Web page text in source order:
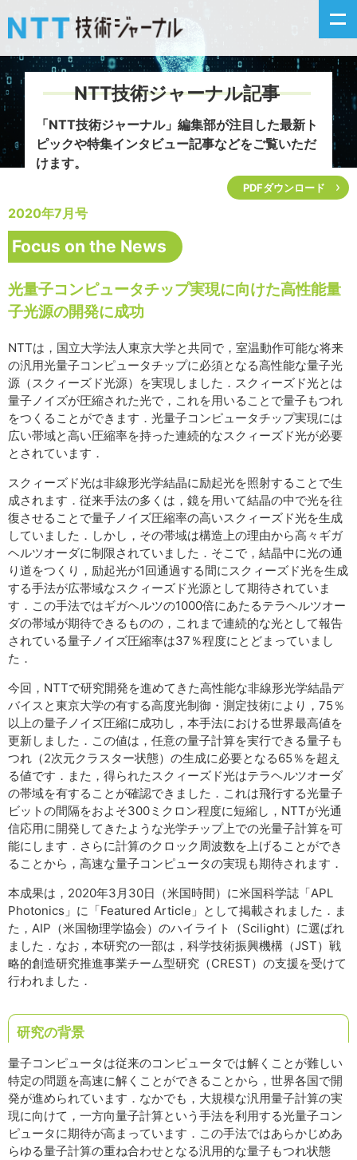
新着情報
掲載月毎記事
イベントカレンダー
サイトマップ
NTT技術ジャーナル記事
「NTT技術ジャーナル」編集部が注目した最新ト
ピックや特集インタビュー記事などをご覧いただ
けます。
PDFダウンロード
2020年7月号
Focus on the News
光量子コンピュータチップ実現に向けた高性能量
子光源の開発に成功
NTTは，国立大学法人東京大学と共同で，室温動作可能な将来
の汎用光量子コンピュータチップに必須となる高性能な量子光
源（スクィーズド光源）を実現しました．スクィーズド光とは
量子ノイズが圧縮された光で，これを用いることで量子もつれ
をつくることができます．光量子コンピュータチップ実現には
広い帯域と高い圧縮率を持った連続的なスクィーズド光が必要
とされています．
スクィーズド光は非線形光学結晶に励起光を照射することで生
成されます．従来手法の多くは，鏡を用いて結晶の中で光を往
復させることで量子ノイズ圧縮率の高いスクィーズド光を生成
していました．しかし，その帯域は構造上の理由から高々ギガ
ヘルツオーダに制限されていました．そこで，結晶中に光の通
り道をつくり，励起光が1回通過する間にスクィーズド光を生成
する手法が広帯域なスクィーズド光源として期待されていま
す．この手法ではギガヘルツの1000倍にあたるテラヘルツオー
ダの帯域が期待できるものの，これまで連続的な光として報告
されている量子ノイズ圧縮率は37％程度にとどまっていまし
た．
今回，NTTで研究開発を進めてきた高性能な非線形光学結晶デ
バイスと東京大学の有する高度光制御・測定技術により，75％
以上の量子ノイズ圧縮に成功し，本手法における世界最高値を
更新しました．この値は，任意の量子計算を実行できる量子も
つれ（2次元クラスター状態）の生成に必要となる65％を超え
る値です．また，得られたスクィーズド光はテラヘルツオーダ
の帯域を有することが確認できました．これは飛行する光量子
ビットの間隔をおよそ300ミクロン程度に短縮し，NTTが光通
信応用に開発してきたような光学チップ上での光量子計算を可
能にします．さらに計算のクロック周波数を上げることができ
ることから，高速な量子コンピュータの実現も期待されます．
本成果は，2020年3月30日（米国時間）に米国科学誌「APL
Photonics」に「Featured Article」として掲載されました．ま
た，AIP（米国物理学協会）のハイライト（Scilight）に選ばれ
ました．なお，本研究の一部は，科学技術振興機構（JST）戦
略的創造研究推進事業チーム型研究（CREST）の支援を受けて
行われました．
研究の背景
量子コンピュータは従来のコンピュータでは解くことが難しい
特定の問題を高速に解くことができることから，世界各国で開
発が進められています．なかでも，大規模な汎用量子計算の実
現に向けて，一方向量子計算という手法を利用する光量子コン
ピュータに期待が高まっています．この手法ではあらかじめあ
らゆる量子計算の重ね合わせとなる汎用的な量子もつれ状態